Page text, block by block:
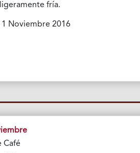
fría.
1 Noviembre 2016
Café